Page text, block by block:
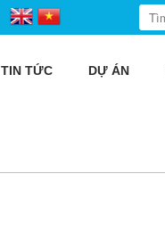
TIN TỨC DỰ ÁN